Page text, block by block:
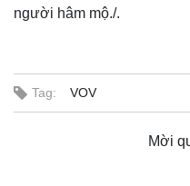
người hâm mộ./.
Tag: VOV
Mời